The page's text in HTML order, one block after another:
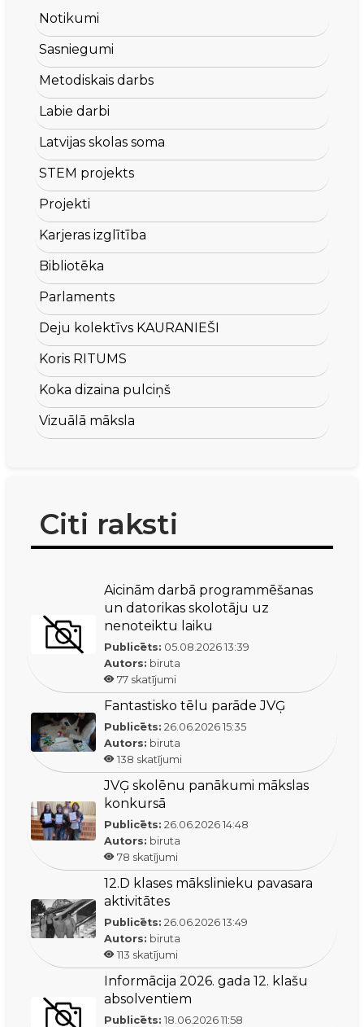
Notikumi
Sasniegumi
Metodiskais darbs
Labie darbi
Latvijas skolas soma
STEM projekts
Projekti
Karjeras izglītība
Bibliotēka
Parlaments
Deju kolektīvs KAURANIEŠI
Koris RITUMS
Koka dizaina pulciņš
Vizuālā māksla
Citi raksti
Aicinām darbā programmēšanas
un datorikas skolotāju uz
nenoteiktu laiku
Publicēts: 05.08.2026 13:39
Autors: biruta
77 skatījumi
Fantastisko tēlu parāde JVĢ
Publicēts: 26.06.2026 15:35
Autors: biruta
138 skatījumi
JVĢ skolēnu panākumi mākslas
konkursā
Publicēts: 26.06.2026 14:48
Autors: biruta
78 skatījumi
12.D klases mākslinieku pavasara
aktivitātes
Publicēts: 26.06.2026 13:49
Autors: biruta
113 skatījumi
Informācija 2026. gada 12. klašu
absolventiem
Publicēts: 18.06.2026 11:58